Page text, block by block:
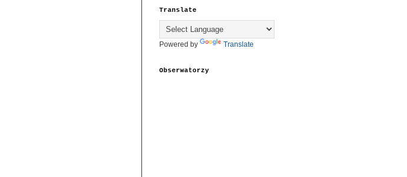
Translate
Powered by Translate
Obserwatorzy